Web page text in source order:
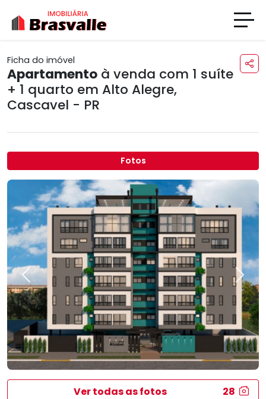
Ficha do imóvel
Apartamento à venda com 1 suíte
+ 1 quarto em Alto Alegre,
Cascavel - PR
Fotos
Previous Next
Ver todas as fotos 28